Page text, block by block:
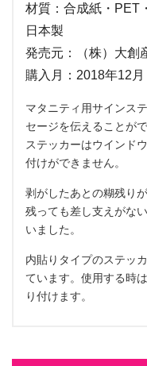
材質：合成紙・PET
日本製
発売元：（株）大創
購入月：2018年12月
マタニティ用サインス
セージを伝えることが
ステッカーはウインド
付けができません。
剥がしたあとの糊残り
残っても差し支えがな
いました。
内貼りタイプのステッ
ています。使用する時
り付けます。